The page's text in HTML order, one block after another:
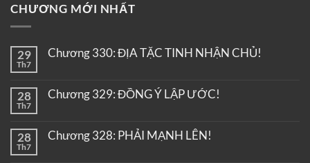
CHƯƠNG MỚI NHẤT
29
Th7
Chương 330: ĐỊA TẶC TINH NHẬN CHỦ!
28
Th7
Chương 329: ĐỒNG Ý LẬP ƯỚC!
28
Th7
Chương 328: PHẢI MẠNH LÊN!